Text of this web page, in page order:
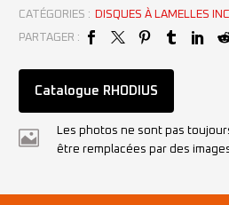
CATÉGORIES :
DISQUES À LAMELLES
PARTAGER :
Catalogue RHODIUS
Les photos ne sont pas
être remplacées par des